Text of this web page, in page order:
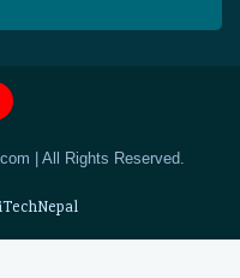
| All Rights Reserved.